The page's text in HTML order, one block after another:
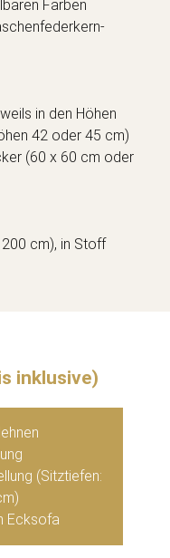
Farben
in den Höhen
42 oder 45 cm)
(60 x 60 cm oder
cm), in Stoff
inklusive)
(Sitztiefen:
Ecksofa